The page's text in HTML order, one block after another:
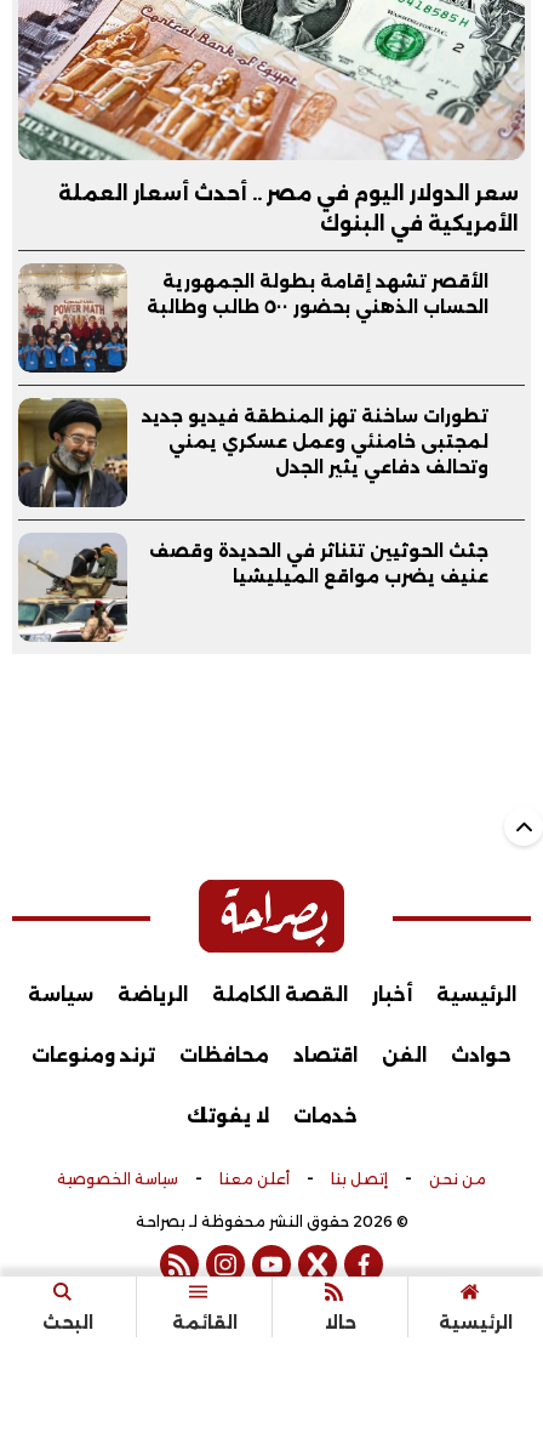
الرئيسية حالا القائمة البحث
سعر الدولار اليوم في مصر .. أحدث أسعار العملة
الأمريكية في البنوك
الأقصر تشهد إقامة بطولة الجمهورية
الحساب الذهني بحضور ٥٠٠ طالب وطالبة
تطورات ساخنة تهز المنطقة فيديو جديد
لمجتبى خامنئي وعمل عسكري يمني
وتحالف دفاعي يثير الجدل
جثث الحوثيين تتناثر في الحديدة وقصف
عنيف يضرب مواقع الميليشيا
الرئيسية أخبار القصة الكاملة الرياضة سياسة
حوادث الفن اقتصاد محافظات ترند ومنوعات
خدمات لا يفوتك
من نحن - إتصل بنا - أعلن معنا - سياسة الخصوصية
© 2026 حقوق النشر محفوظة لـ بصراحة
facebook
twitter
youtube
instagram
rss feed
تم التطوير بواسطة